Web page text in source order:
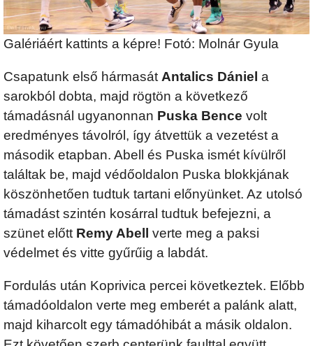
Galériáért kattints a képre! Fotó: Molnár Gyula
Csapatunk első hármasát Antalics Dániel a
sarokból dobta, majd rögtön a következő
támadásnál ugyanonnan Puska Bence volt
eredményes távolról, így átvettük a vezetést a
második etapban. Abell és Puska ismét kívülről
találtak be, majd védőoldalon Puska blokkjának
köszönhetően tudtuk tartani előnyünket. Az utolsó
támadást szintén kosárral tudtuk befejezni, a
szünet előtt Remy Abell
verte meg a paksi
védelmet és vitte gyűrűig a labdát.
Fordulás után Koprivica percei következtek. Előbb
támadóoldalon verte meg emberét a palánk alatt,
majd kiharcolt egy támadóhibát a másik oldalon.